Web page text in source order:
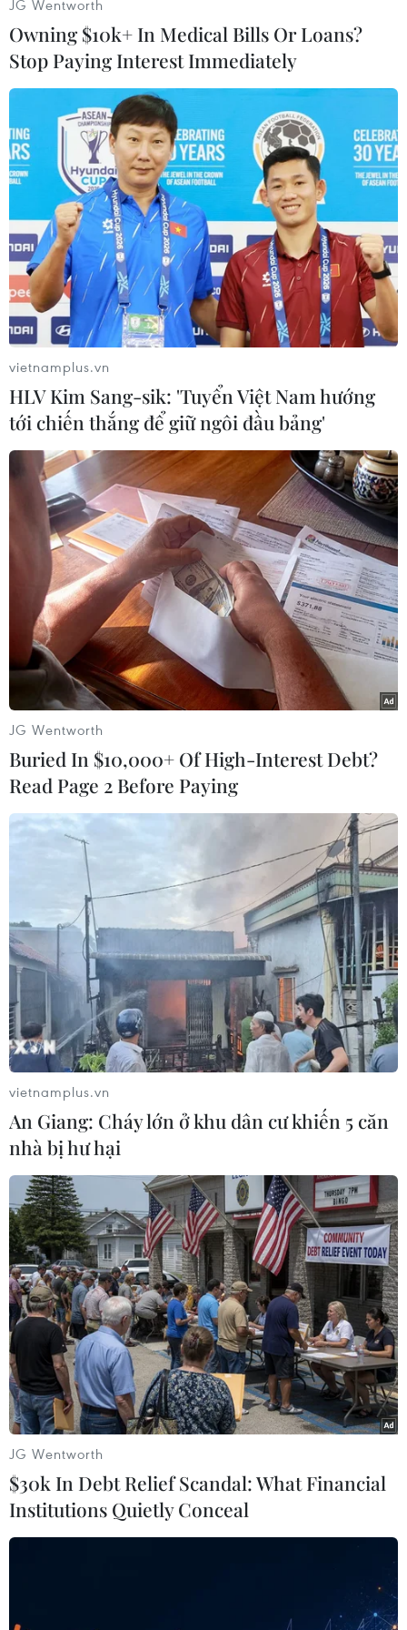
2, cấm nước này sử dụng vũ lực để giải quyết
các tranh chấp quốc tế.
Do vậy, một hiệp ước an ninh yêu cầu Mỹ hỗ trợ
Nhật Bản trong trường hợp Nhật Bản bị tấn
công và Nhật Bản cung cấp căn cứ cho Mỹ tại
nước này.
Trong bối cảnh đó, Thủ tướng Nhật Bản đã hối
thúc tăng cường vai trò của quân đội Nhật Bản./.
(Vietnam+)
#Du lịch Tokyo #Nhật Bản
#Tổng thống đắc cử Mỹ
#Donald Trump
#Quan hệ đồng minh
#Quân sự Nhật Bản
Mỹ Nhật Bản
Theo dõi VietnamPlus
TIN LIÊN QUAN
Nhật-Mỹ tìm "các biện pháp mạnh nhất"
đối phó với Triều Tiên
11/09/2016 09:37
Các đặc phái viên hàng đầu của Nhật Bản và Mỹ về
Triều Tiên đã nhất trí tìm kiếm "những biện pháp mạnh
mẽ nhất có thể" nhằm đối phó với các hành động của
Bình Nhưỡng.
JG Wentworth
Owning $10k+ In Medical Bills Or Loans?
Stop Paying Interest Immediately
vietnamplus.vn
HLV Kim Sang-sik: 'Tuyển Việt Nam hướng
tới chiến thắng để giữ ngôi đầu bảng'
JG Wentworth
Buried In $10,000+ Of High-Interest Debt?
Read Page 2 Before Paying
vietnamplus.vn
An Giang: Cháy lớn ở khu dân cư khiến 5 căn
nhà bị hư hại
JG Wentworth
$30k In Debt Relief Scandal: What Financial
Institutions Quietly Conceal